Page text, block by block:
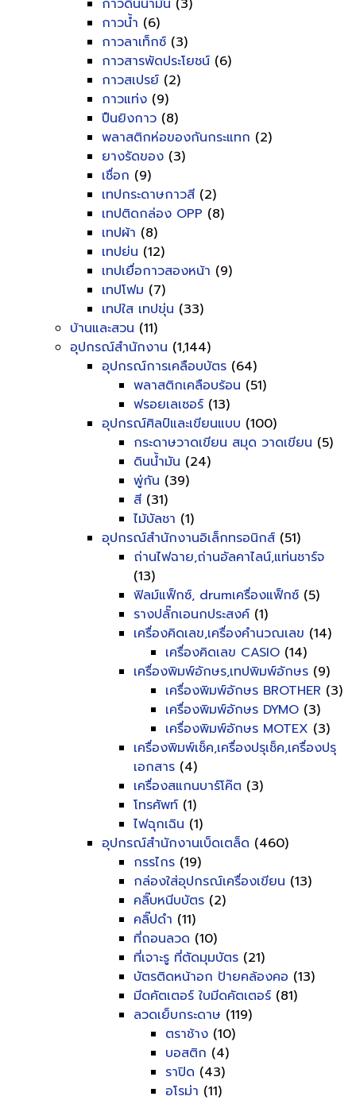
กาวดินน้ำมัน (3)
กาวน้ำ (6)
กาวลาเท็กซ์ (3)
กาวสารพัดประโยชน์ (6)
กาวสเปรย์ (2)
กาวแท่ง (9)
ปืนยิงกาว (8)
พลาสติกห่อของกันกระแทก (2)
ยางรัดของ (3)
เชื่อก (9)
เทปกระดาษกาวสี (2)
เทปติดกล่อง OPP (8)
เทปผ้า (8)
เทปย่น (12)
เทปเยื่อกาวสองหน้า (9)
เทปโฟม (7)
เทปใส เทปขุ่น (33)
บ้านและสวน (11)
อุปกรณ์สำนักงาน (1,144)
อุปกรณ์การเคลือบบัตร (64)
พลาสติกเคลือบร้อน (51)
ฟรอยเลเซอร์ (13)
อุปกรณ์ศิลป์และเขียนแบบ (100)
กระดาษวาดเขียน สมุด วาดเขียน (5)
ดินน้ำมัน (24)
พู่กัน (39)
สี (31)
ไม้บัลชา (1)
อุปกรณ์สำนักงานอิเล็กทรอนิกส์ (51)
ถ่านไฟฉาย,ถ่านอัลคาไลน์,แท่นชาร์จ
(13)
ฟิลม์แฟ็กซ์, drumเครื่องแฟ็กซ์ (5)
รางปลั๊กเอนกประสงค์ (1)
เครื่องคิดเลข,เครื่องคำนวณเลข (14)
เครื่องคิดเลข CASIO (14)
เครื่องพิมพ์อักษร,เทปพิมพ์อักษร (9)
เครื่องพิมพ์อักษร BROTHER (3)
เครื่องพิมพ์อักษร DYMO (3)
เครื่องพิมพ์อักษร MOTEX (3)
เครื่องพิมพ์เช็ค,เครื่องปรุเช็ค,เครื่องปรุ
เอกสาร (4)
เครื่องสแกนบาร์โค๊ต (3)
โทรศัพท์ (1)
ไฟฉุกเฉิน (1)
อุปกรณ์สำนักงานเบ็ดเตล็ด (460)
กรรไกร (19)
กล่องใส่อุปกรณ์เครื่องเขียน (13)
คลิ๊บหนีบบัตร (2)
คลิ๊ปดำ (11)
ที่ถอนลวด (10)
ที่เจาะรู ที่ตัดมุมบัตร (21)
บัตรติดหน้าอก ป้ายคล้องคอ (13)
มีดคัตเตอร์ ใบมีดคัตเตอร์ (81)
ลวดเย็บกระดาษ (119)
ตราช้าง (10)
บอสติก (4)
ราปิด (43)
อโรม่า (11)